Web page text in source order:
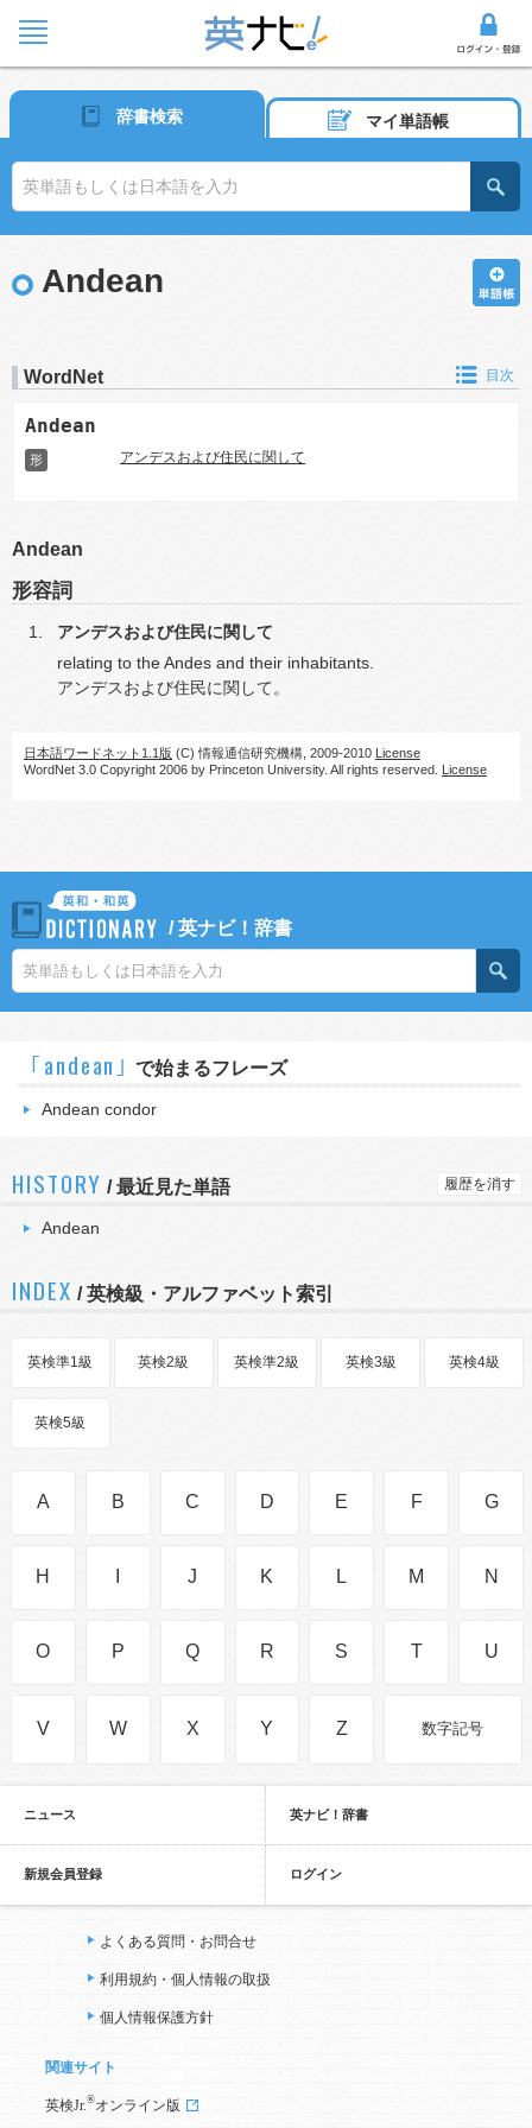
辞書検索 マイ単語帳
Andean
WordNet 目次
Andean
形 アンデスおよび住民に関して
Andean
形容詞
アンデスおよび住民に関して
relating to the Andes and their inhabitants.
アンデスおよび住民に関して。
日本語ワードネット1.1版 (C) 情報通信研究機構, 2009-2010 License
WordNet 3.0 Copyright 2006 by Princeton University. All rights reserved. License
/英ナビ！辞書
｢andean｣ で始まるフレーズ
Andean condor
HISTORY /最近見た単語 履歴を消す
Andean
INDEX / 英検級・アルファベット索引
英検準1級 英検2級 英検準2級 英検3級 英検4級
英検5級
A B C D E F G
H J K L M N
O P Q R S T U
V W X Y Z 数字記号
ニュース 英ナビ！辞書
新規会員登録 ログイン
よくある質問・お問合せ
利用規約・個人情報の取扱
個人情報保護方針
関連サイト
英検Jr. ®オンライン版